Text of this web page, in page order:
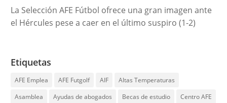
La Selección AFE Fútbol ofrece una gran imagen ante
el Hércules pese a caer en el último suspiro (1-2)
Etiquetas
AFE Emplea AFE Futgolf AIF
Altas Temperaturas
Asamblea
Ayudas de abogados Becas de estudio
Centro AFE